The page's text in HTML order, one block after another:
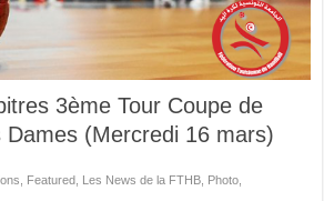
3ème Tour Coupe de
Dames (Mercredi 16 mars)
Featured Les News de la FTHB Photo